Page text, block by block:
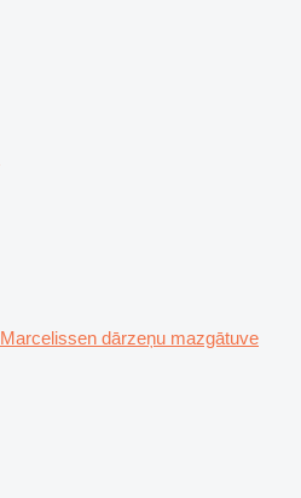
Marcelissen dārzeņu mazgātuve